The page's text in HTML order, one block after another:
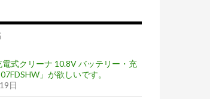
電式クリーナ 10.8V バッテリー・充
」が欲しいです。
日